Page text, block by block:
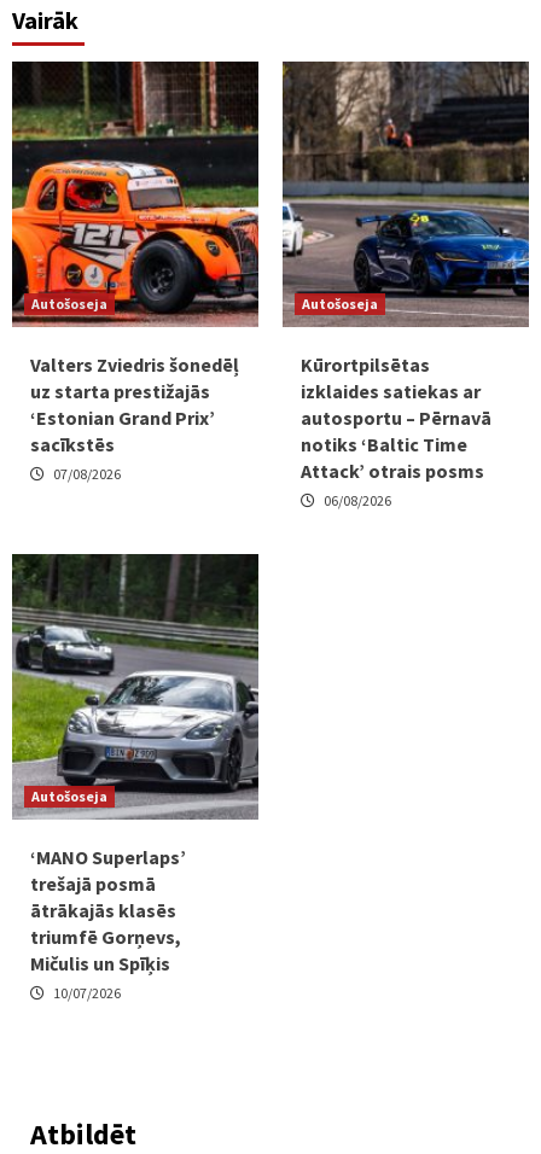
Vairāk
Autošoseja
Valters Zviedris šonedēļ
uz starta prestižajās
‘Estonian Grand Prix’
sacīkstēs
07/08/2026
Autošoseja
Kūrortpilsētas
izklaides satiekas ar
autosportu – Pērnavā
notiks ‘Baltic Time
Attack’ otrais posms
06/08/2026
Autošoseja
‘MANO Superlaps’
trešajā posmā
ātrākajās klasēs
triumfē Gorņevs,
Mičulis un Spīķis
10/07/2026
Atbildēt